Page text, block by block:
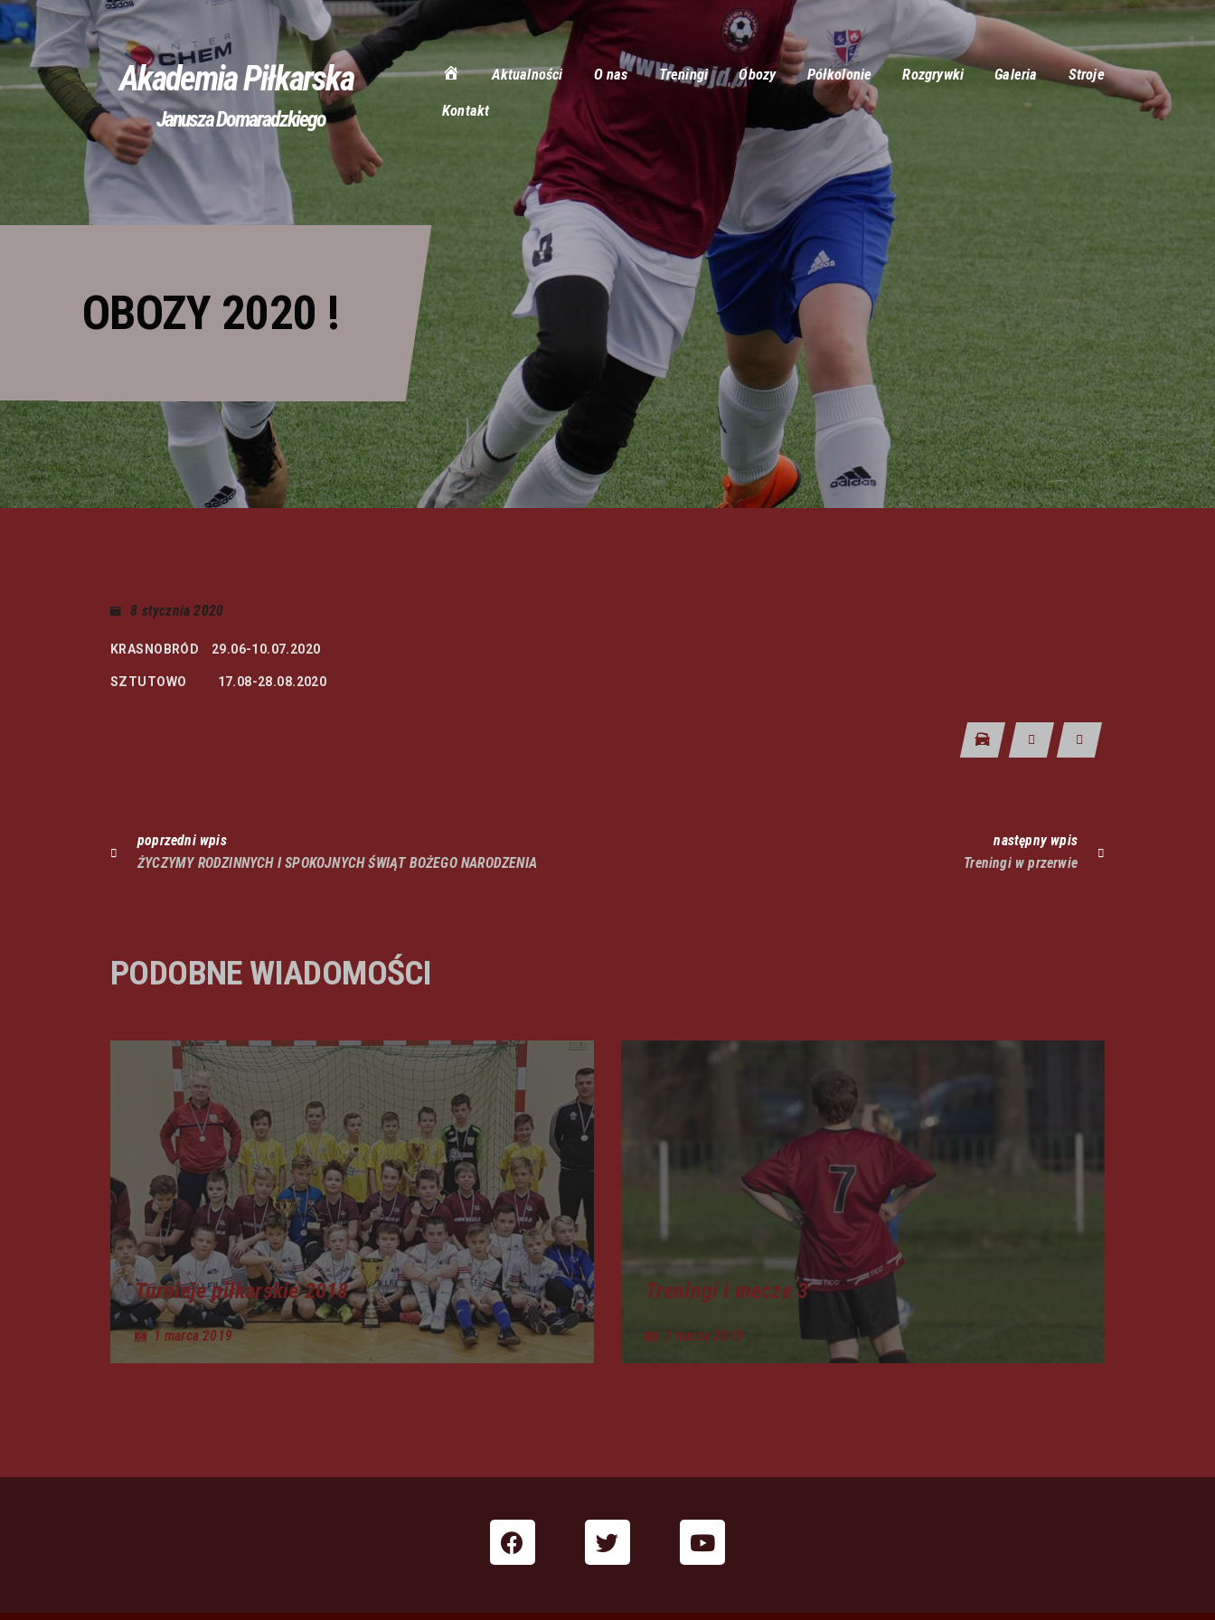
Akademia Piłkarska
Janusza Domaradzkiego
Aktualności O nas Treningi Obozy Półkolonie Rozgrywki Galeria Stroje
Kontakt
OBOZY 2020 !
Aktualności
O nas
Półkolonie
Rozgrywki
Galeria
Stroje
Kontakt
8 stycznia 2020
KRASNOBRÓD 29.06-10.07.2020
SZTUTOWO 17.08-28.08.2020
poprzedni wpis
ŻYCZYMY RODZINNYCH I SPOKOJNYCH ŚWIĄT BOŻEGO NARODZENIA
następny wpis
Treningi w przerwie
PODOBNE WIADOMOŚCI
Turnieje piłkarskie 2018
1 marca 2019
Treningi i mecze 3
1 marca 2019